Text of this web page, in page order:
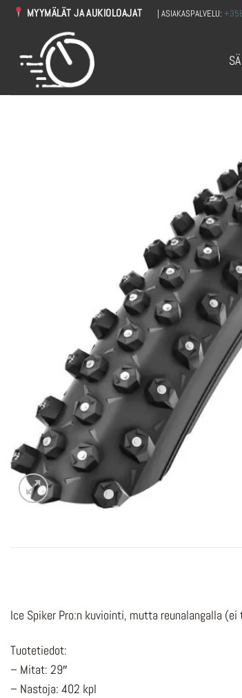
Skip
MYYMÄLÄT JA AUKIOLOAJAT | ASIAKASPALVELU:
Ice Spiker Pro:n kuviointi, mutta reunalangalla
Tuotetiedot:
– Mitat: 29″
– Nastoja: 402 kpl